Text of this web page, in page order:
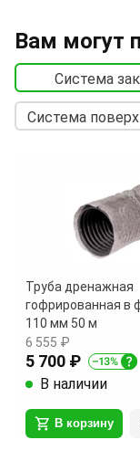
Вам могут
Система
Система
Труба дренажная
гофрированная в
110 мм 50 м
6 555 ₽
5 700 ₽
В наличии
В корзину